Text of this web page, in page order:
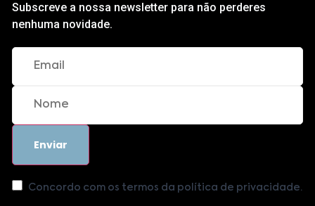
Subscreve a nossa newsletter para não perderes
nenhuma novidade.
Concordo com os termos da política de privacidade.